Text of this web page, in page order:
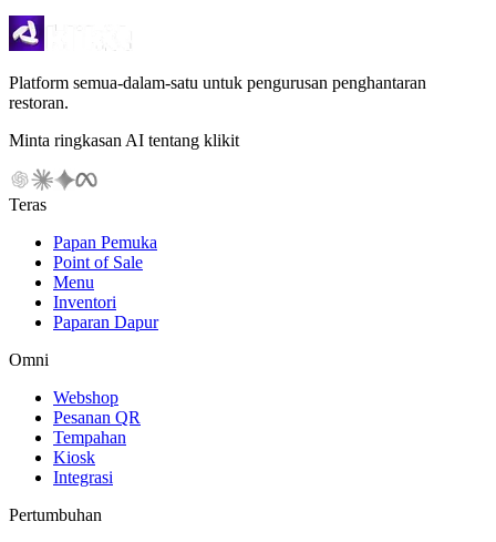
Platform semua-dalam-satu untuk pengurusan penghantaran
restoran.
Minta ringkasan AI tentang klikit
Teras
Papan Pemuka
Point of Sale
Menu
Inventori
Paparan Dapur
Omni
Webshop
Pesanan QR
Tempahan
Kiosk
Integrasi
Pertumbuhan